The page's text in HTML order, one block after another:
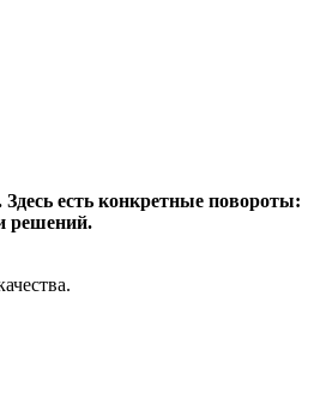
Здесь есть конкретные повороты:
решений.